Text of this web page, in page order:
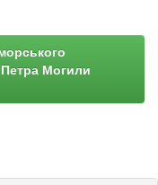
Петра Могили